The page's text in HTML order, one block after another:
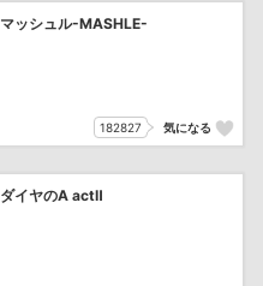
マッシュル-MASHLE-
182827 気になる
ダイヤのA actⅡ